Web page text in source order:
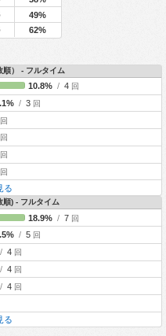
49%
62%
順） - フルタイム
10.8% /4 回
/ 3 回
回
回
回
回
る
順) - フルタイム
18.9% /7 回
/ 5 回
/ 4 回
/ 4 回
/ 4 回
る